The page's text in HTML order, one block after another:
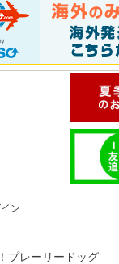
ン
プレーリードッグ